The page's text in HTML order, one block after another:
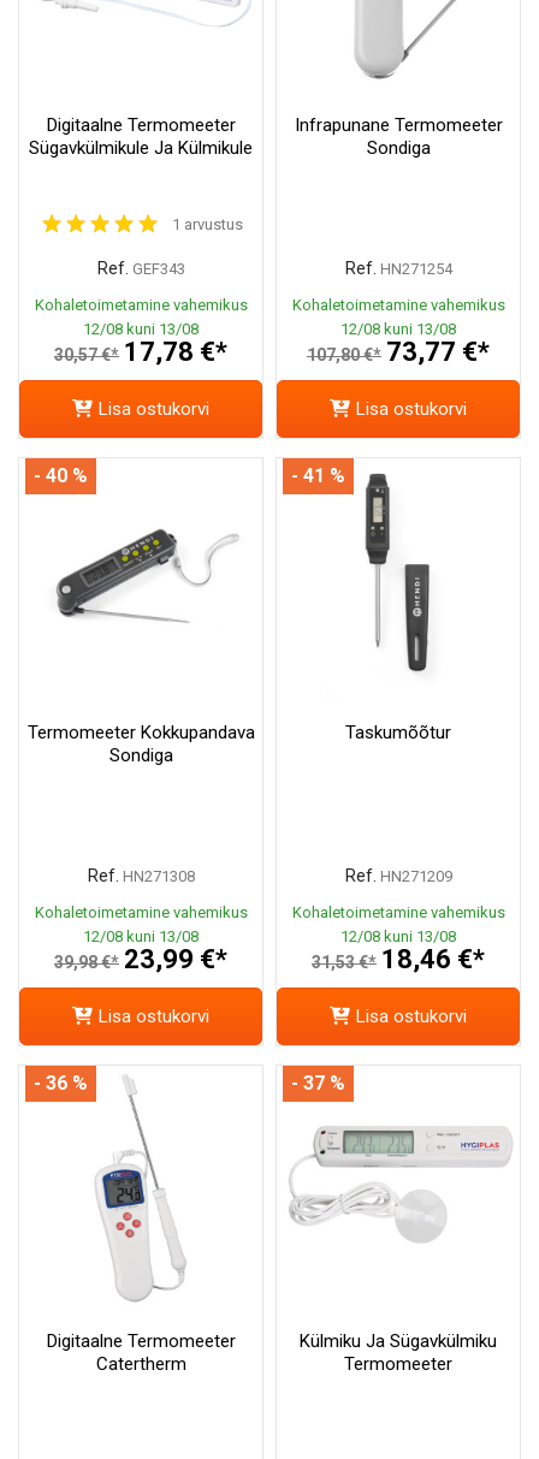
Digitaalne Termomeeter
Sügavkülmikule Ja Külmikule
1 arvustus
Ref. GEF343
Kohaletoimetamine vahemikus
12/08 kuni 13/08
30,57 €* 17,78 €*
Lisa ostukorvi
Infrapunane Termomeeter
Sondiga
Ref. HN271254
Kohaletoimetamine vahemikus
12/08 kuni 13/08
107,80 €* 73,77 €*
Lisa ostukorvi
Termomeeter Kokkupandava
Sondiga
Ref. HN271308
Kohaletoimetamine vahemikus
12/08 kuni 13/08
39,98 €* 23,99 €*
- 40 %
Lisa ostukorvi
Taskumõõtur
Ref. HN271209
Kohaletoimetamine vahemikus
12/08 kuni 13/08
31,53 €* 18,46 €*
- 41 %
Lisa ostukorvi
Digitaalne Termomeeter
Catertherm
- 36 %
Külmiku Ja Sügavkülmiku
Termomeeter
- 37 %